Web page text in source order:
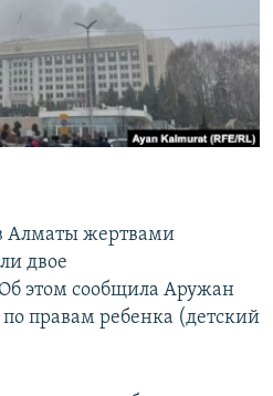
Алматы жертвами
двое
этом сообщила Аружан
правам ребенка (детский